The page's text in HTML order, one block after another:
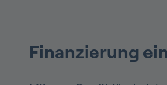
Finanzierung